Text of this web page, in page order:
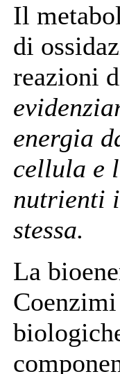
Il
di
reazioni
energia
cellula e
nutrienti
stessa.
La